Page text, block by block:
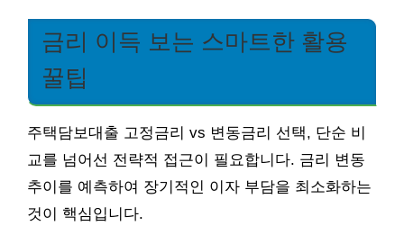
금리 이득 보는 스마트한 활용
꿀팁
주택담보대출 고정금리 vs 변동금리 선택, 단순 비
교를 넘어선 전략적 접근이 필요합니다. 금리 변동
추이를 예측하여 장기적인 이자 부담을 최소화하는
것이 핵심입니다.